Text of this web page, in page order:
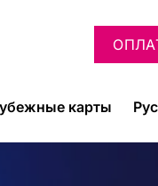
карты